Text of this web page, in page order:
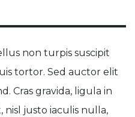
non turpis suscipit
tortor. Sed auctor elit
Cras gravida, ligula in
justo iaculis nulla,